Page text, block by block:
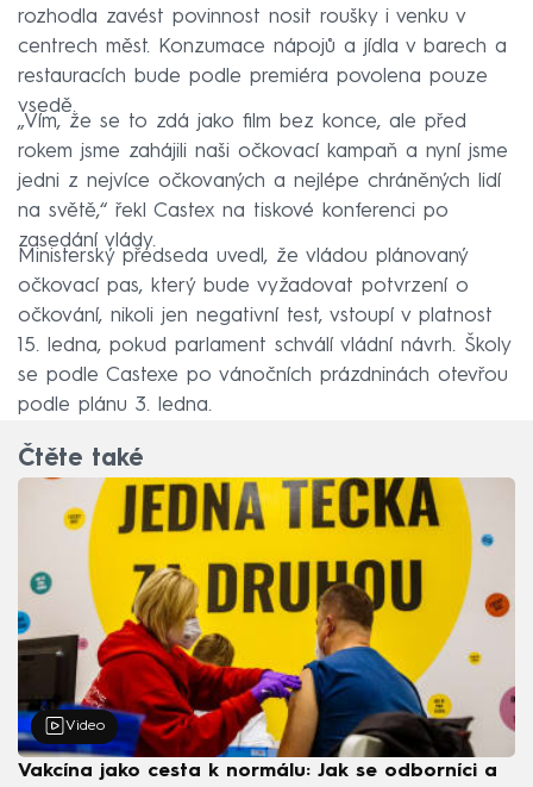
rozhodla zavést povinnost nosit roušky i venku v
centrech měst. Konzumace nápojů a jídla v barech a
restauracích bude podle premiéra povolena pouze
vsedě.
„Vím, že se to zdá jako film bez konce, ale před
rokem jsme zahájili naši očkovací kampaň a nyní jsme
jedni z nejvíce očkovaných a nejlépe chráněných lidí
na světě,“ řekl Castex na tiskové konferenci po
zasedání vlády.
Ministerský předseda uvedl, že vládou plánovaný
očkovací pas, který bude vyžadovat potvrzení o
očkování, nikoli jen negativní test, vstoupí v platnost
15. ledna, pokud parlament schválí vládní návrh. Školy
se podle Castexe po vánočních prázdninách otevřou
podle plánu 3. ledna.
Čtěte také
Video
Vakcína jako cesta k normálu: Jak se odborníci a